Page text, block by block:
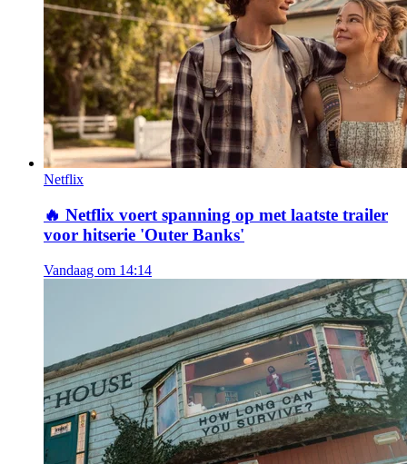
Netflix
🔥 Netflix voert spanning op met laatste trailer
voor hitserie 'Outer Banks'
Vandaag om 14:14